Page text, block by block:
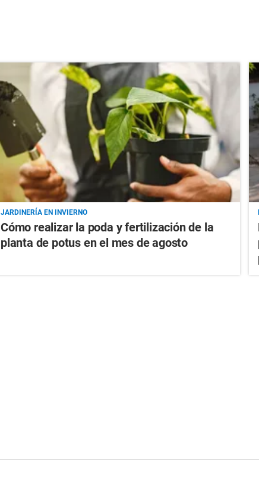
JARDINERÍA EN INVIERNO
Cómo realizar la poda y fertilización de la
planta de potus en el mes de agosto